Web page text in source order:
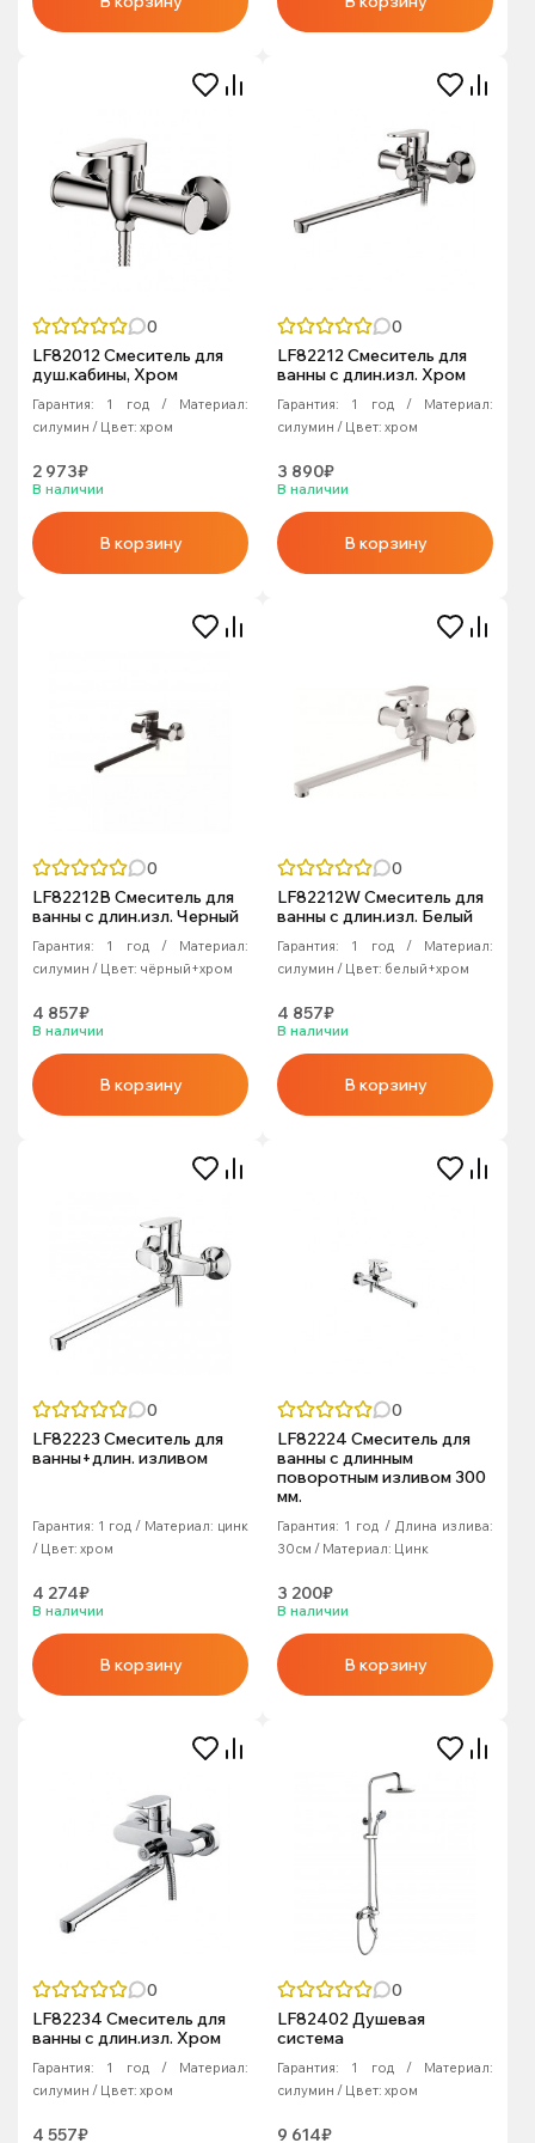
0
LF82012 Смеситель для
душ.кабины, Хром
Гарантия: 1 год
Материал:
силумин
Цвет: хром
2 973₽
В наличии
В корзину
0
LF82212 Смеситель для
ванны с длин.изл. Хром
Гарантия: 1 год
Материал:
силумин
Цвет: хром
3 890₽
В наличии
В корзину
0
LF82212B Смеситель для
ванны с длин.изл. Черный
Гарантия: 1 год
Материал:
силумин
Цвет: чёрный+хром
4 857₽
В наличии
В корзину
0
LF82212W Смеситель для
ванны с длин.изл. Белый
Гарантия: 1 год
Материал:
силумин
Цвет: белый+хром
4 857₽
В наличии
В корзину
0
LF82223 Смеситель для
ванны+длин. изливом
Гарантия: 1 год Материал: цинк
Цвет: хром
4 274₽
В наличии
В корзину
0
LF82224 Смеситель для
ванны с длинным
поворотным изливом 300
мм.
Гарантия: 1 год
Длина излива:
30см
Материал: Цинк
3 200₽
В наличии
В корзину
0
LF82234 Смеситель для
ванны с длин.изл. Хром
Гарантия: 1 год
Материал:
силумин
Цвет: хром
4 557₽
0
LF82402 Душевая
система
Гарантия: 1 год
Материал:
силумин
Цвет: хром
9 614₽